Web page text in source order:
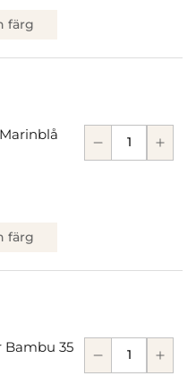
färg
färg
35